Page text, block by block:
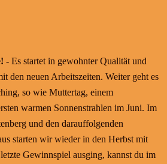
- Es startet in gewohnter Qualität und
den neuen Arbeitszeiten. Weiter geht es
so wie Muttertag, einem
warmen Sonnenstrahlen im Juni. Im
und den darauffolgenden
starten wir wieder in den Herbst mit
Gewinnspiel ausging, kannst du im